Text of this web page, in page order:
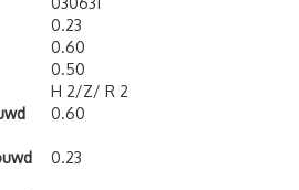
0.23
0.60
0.50
H 2/Z/ R 2
0.60
0.23